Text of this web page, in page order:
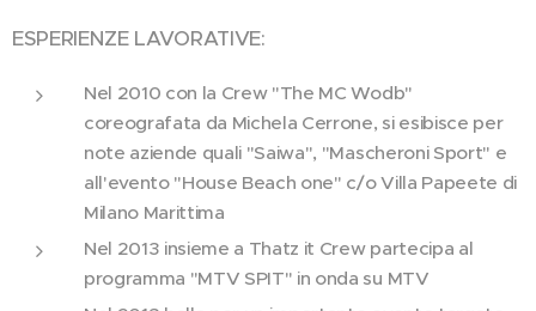
ESPERIENZE LAVORATIVE:
Nel 2010 con la Crew "The MC Wodb"
coreografata da Michela Cerrone, si esibisce per
note aziende quali "Saiwa", "Mascheroni Sport" e
all'evento "House Beach one" c/o Villa Papeete di
Milano Marittima
Nel 2013 insieme a Thatz it Crew partecipa al
programma "MTV SPIT" in onda su MTV